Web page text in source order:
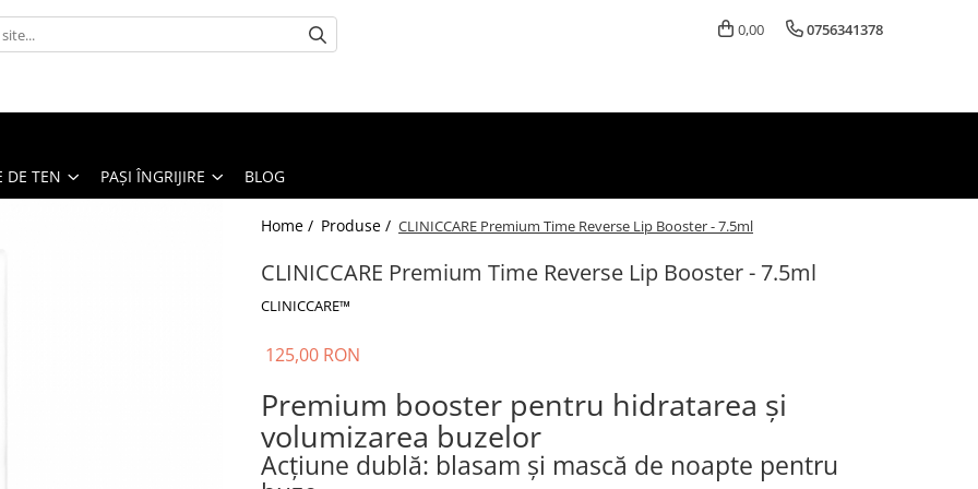
0,00 0756341378
DE TEN PAȘI ÎNGRIJIRE BLOG
Home / Produse / CLINICCARE Premium Time Reverse Lip Booster - 7.5ml
CLINICCARE Premium Time Reverse Lip Booster - 7.5ml
CLINICCARE™
125,00 RON
Premium booster pentru hidratarea și
volumizarea buzelor
Acțiune dublă: blasam și mască de noapte pentru